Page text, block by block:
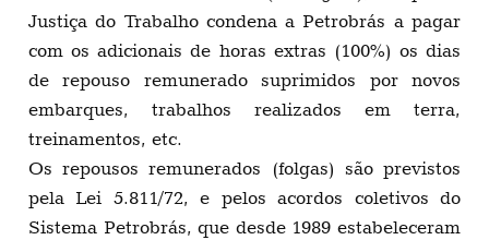
Justiça do Trabalho condena a Petrobrás a pagar
com os adicionais de horas extras (100%) os dias
de repouso remunerado suprimidos por novos
embarques, trabalhos realizados em terra,
treinamentos, etc.
Os repousos remunerados (folgas) são previstos
pela Lei 5.811/72, e pelos acordos coletivos do
Sistema Petrobrás, que desde 1989 estabeleceram